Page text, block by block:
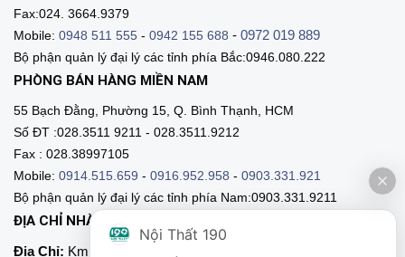
Fax:024. 3664.9379
Mobile: 0948 511 555 - 0942 155 688 - 0972 019 889
Bộ phận quản lý đại lý các tỉnh phía Bắc:0946.080.222
PHÒNG BÁN HÀNG MIỀN NAM
55 Bạch Đằng, Phường 15, Q. Bình Thạnh, HCM
Số ĐT :028.3511 9211 - 028.3511.9212
Fax : 028.38997105
Mobile: 0914.515.659 - 0916.952.958 - 0903.331.921
Bộ phận quản lý đại lý các tỉnh phía Nam:0903.331.9211
ĐỊA CHỈ NHÀ MÁY SẢN XUẤT
Địa Chỉ: Km 89, Quốc lộ 5 , Thôn Mỹ Tranh, xã Nam Sơn,
Nội Thất 190